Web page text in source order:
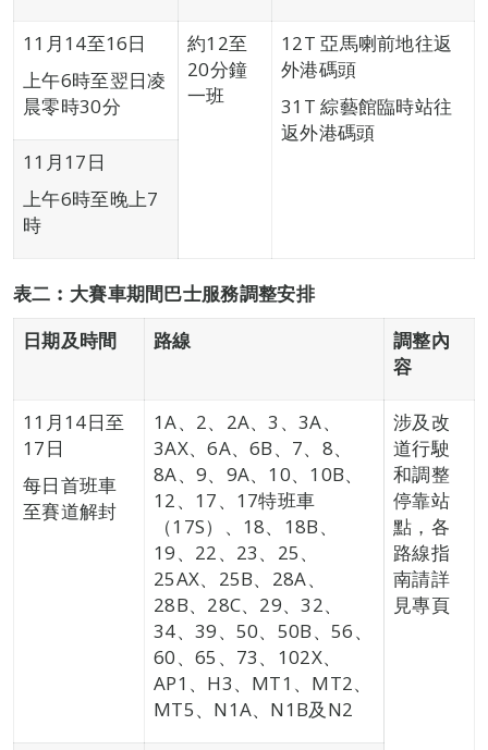
11月14至16日
上午6時至翌日凌
晨零時30分
約12至
20分鐘
一班
12T 亞馬喇前地往返
外港碼頭
31T 綜藝館臨時站往
返外港碼頭
11月17日
上午6時至晚上7
時
表二︰大賽車期間巴士服務調整安排
日期及時間 路線
調整內
容
11月14日至
17日
每日首班車
至賽道解封
1A、2、2A、3、3A、
3AX、6A、6B、7、8、
8A、9、9A、10、10B、
12、17、17特班車
（17S）、18、18B、
19、22、23、25、
25AX、25B、28A、
28B、28C、29、32、
34、39、50、50B、56、
60、65、73、102X、
AP1、H3、MT1、MT2、
MT5、N1A、N1B及N2
涉及改
道行駛
和調整
停靠站
點，各
路線指
南請詳
見專頁